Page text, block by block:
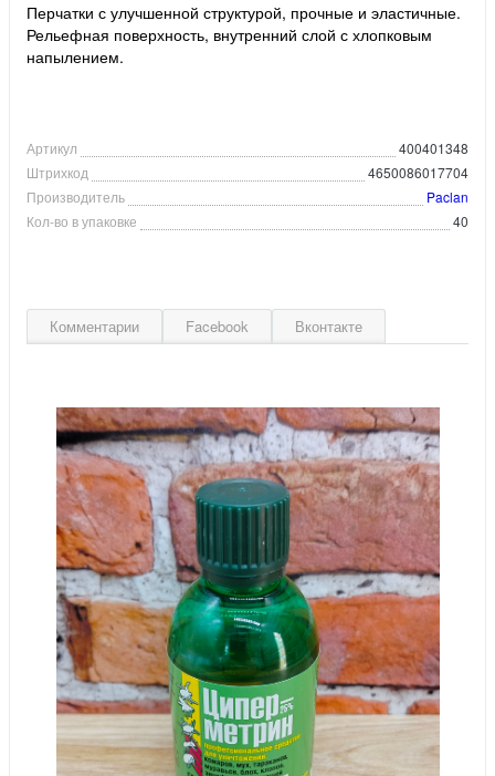
Перчатки с улучшенной структурой, прочные и эластичные.
Рельефная поверхность, внутренний слой с хлопковым
напылением.
Артикул
400401348
Штрихкод
4650086017704
Производитель
Paclan
Кол-во в упаковке
40
Комментарии Facebook Вконтакте